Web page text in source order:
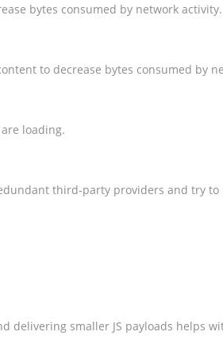
bytes consumed by network activity.
to decrease bytes consumed by
loading.
third-party providers and try
delivering smaller JS payloads helps